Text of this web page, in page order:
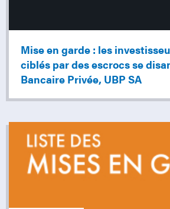
Mise en garde : les
ciblés par des escrocs se
Bancaire Privée, UBP SA